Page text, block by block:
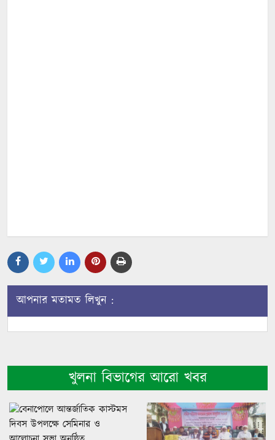
আপনার মতামত লিখুন :
খুলনা বিভাগের আরো খবর